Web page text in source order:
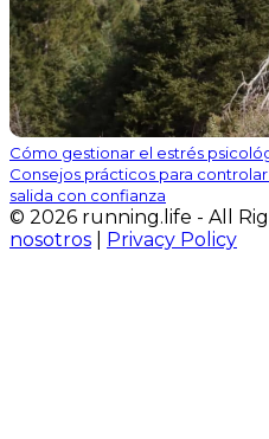
Cómo gestionar el estrés
Consejos prácticos para
salida con confianza
© 2026 running.life - All
nosotros
Privacy Policy